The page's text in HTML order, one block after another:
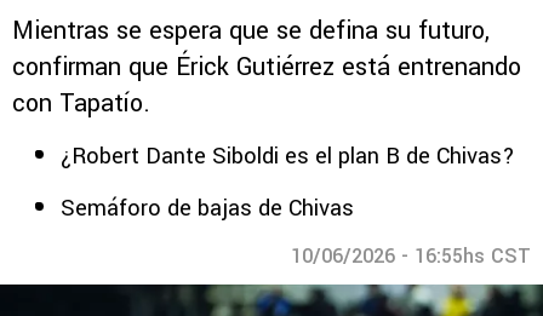
Mientras se espera que se defina su futuro,
confirman que Érick Gutiérrez está entrenando
con Tapatío.
¿Robert Dante Siboldi es el plan B de Chivas?
Semáforo de bajas de Chivas
10/06/2026 - 16:55hs CST